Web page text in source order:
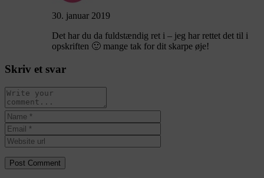
30. januar 2019
Det har du da fuldstændig ret i – jeg har rettet det til i
opskriften 🙂 mange tak for dit skarpe øje!
Skriv et svar